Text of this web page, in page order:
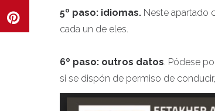
5º paso: idiomas. Neste apartado
cada un de eles.
6º paso: outros datos. Pódese
si se dispón de permiso de